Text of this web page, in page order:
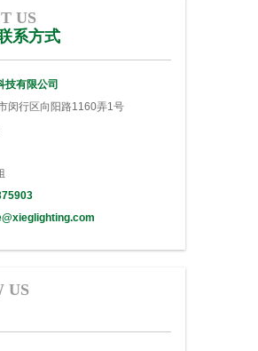
US
系方式
技有限公司
闵行区向阳路1160弄1号
US